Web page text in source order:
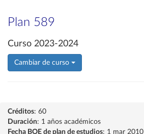
Plan 589
Curso 2023-2024
Cambiar de curso
Créditos: 60
Duración: 1 años académicos
Fecha BOE de plan de estudios: 1 mar 2010